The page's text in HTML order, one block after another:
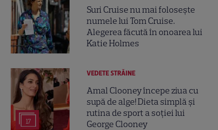
Suri Cruise nu mai folosește
numele lui Tom Cruise.
Alegerea făcută în onoarea lui
Katie Holmes
17
VEDETE STRĂINE
Amal Clooney începe ziua cu
supă de alge! Dieta simplă și
rutina de sport a soției lui
George Clooney